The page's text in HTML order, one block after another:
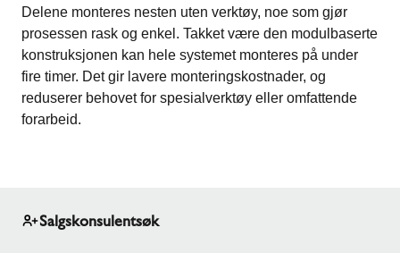
Delene monteres nesten uten verktøy, noe som gjør
prosessen rask og enkel. Takket være den modulbaserte
konstruksjonen kan hele systemet monteres på under
fire timer. Det gir lavere monteringskostnader, og
reduserer behovet for spesialverktøy eller omfattende
forarbeid.
Salgskonsulentsøk